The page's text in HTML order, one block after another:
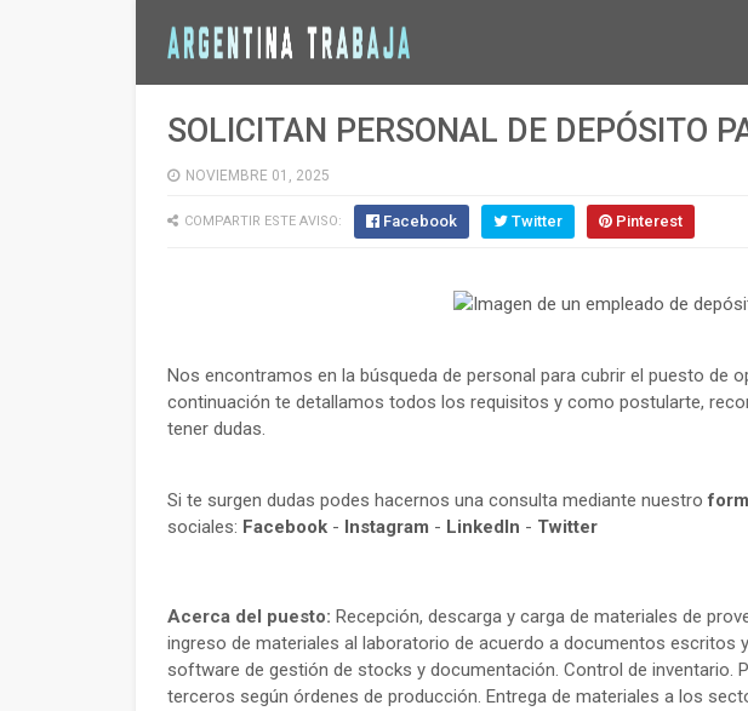
SOLICITAN PERSONAL DE DEPÓSITO
NOVIEMBRE 01, 2025
COMPARTIR ESTE AVISO: Facebook Twitter Pinterest
Nos encontramos en la búsqueda de personal para cubrir el puesto de
continuación te detallamos todos los requisitos y como postularte,
tener dudas.
Si te surgen dudas podes hacernos una consulta mediante nuestro
sociales: Facebook - Instagram - LinkedIn - Twitter
Acerca del puesto: Recepción, descarga y carga de materiales de
ingreso de materiales al laboratorio de acuerdo a documentos escritos
software de gestión de stocks y documentación. Control de inventario.
terceros según órdenes de producción. Entrega de materiales a los